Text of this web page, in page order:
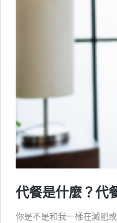
代餐是什麼？代
你是不是和我一樣在減肥